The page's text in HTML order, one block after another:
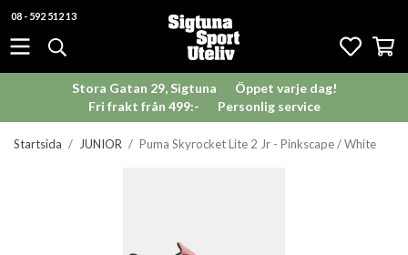
08 - 592 512 13
Stora Gatan 29, Sigtuna
Öppet varje dag!
Fri frakt från 499:-
Personlig service
Startsida / JUNIOR / Puma Skyrocket Lite 2 Jr - Pinkscape / White